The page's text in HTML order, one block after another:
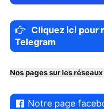
Cliquez ici pour
Telegram
Nos pages sur les
Notre page